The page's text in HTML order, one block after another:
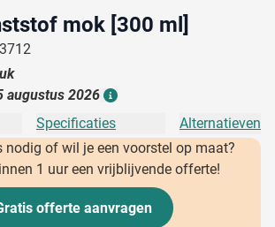
mok [300 ml]
augustus 2026
Specificaties
Alternatieven
nodig of wil je een voorstel op maat?
1 uur een vrijblijvende offerte!
offerte aanvragen